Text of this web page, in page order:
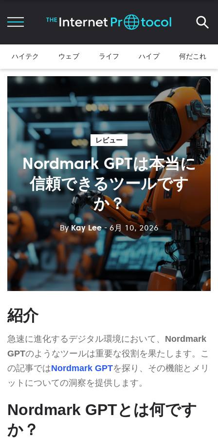
ハイテク ウェブ ライフ ハイプ 何だこれ
レビュー
Nordmark GPTは本当に
信頼できるツールです
か？
ByKay Lee - 6月 10, 2026
紹介
急速に進化するデジタル環境において、 Nordmark
GPTのようなツールは重要な役割を果たします。こ
の記事ではNordmark GPTを探り、その機能とメリ
ットについての洞察を提供します。
Nordmark GPTとは何です
か？